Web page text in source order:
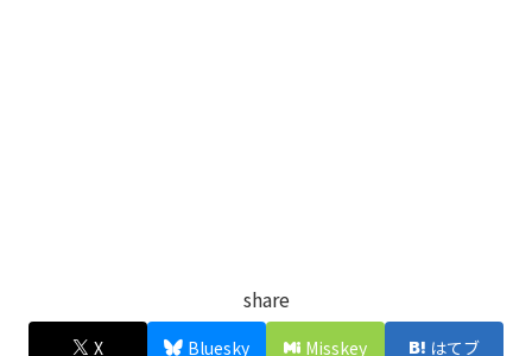
share
X Bluesky Misskey はてブ